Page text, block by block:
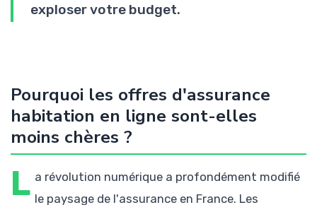
exploser votre budget.
Pourquoi les offres d'assurance
habitation en ligne sont-elles
moins chères ?
L a révolution numérique a profondément modifié
le paysage de l'assurance en France. Les